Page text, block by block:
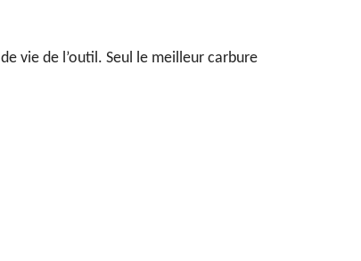
vie de l’outil. Seul le meilleur carbure